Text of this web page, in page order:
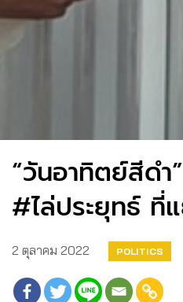
“วันอาทิตย์สีดำ
#ไล่ประยุทธ์ ที่
2 ตุลาคม 2022 POLITICS